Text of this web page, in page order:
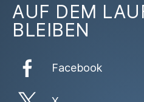
AUF DEM
BLEIBEN
Facebook